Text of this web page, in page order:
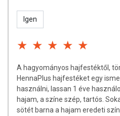
Igen
A hagyományos hajfestéktől,
HennaPlus hajfestéket egy
használni, lassan 1 éve
hajam, a színe szép, tartós.
sötét barna a hajam eredeti